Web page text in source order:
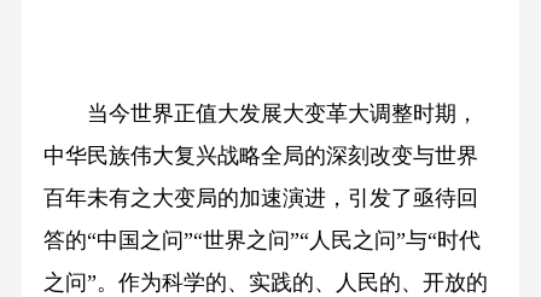
当今世界正值大发展大变革大调整时期，
中华民族伟大复兴战略全局的深刻改变与世界
百年未有之大变局的加速演进，引发了亟待回
答的“中国之问”“世界之问”“人民之问”与“时代
之问”。作为科学的、实践的、人民的、开放的